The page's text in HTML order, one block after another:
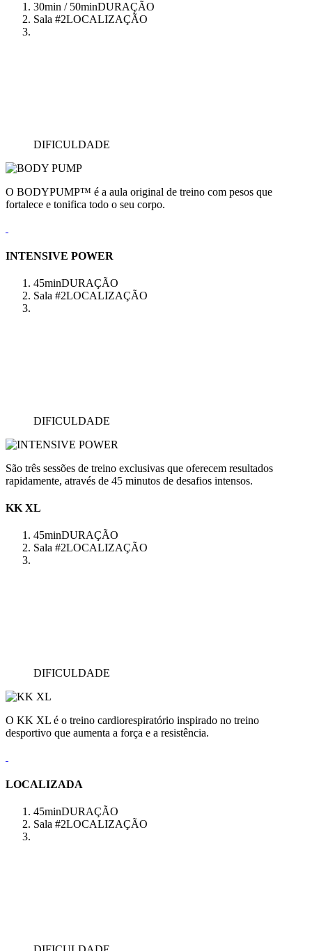
30min / 50minDURAÇÃO
Sala #2LOCALIZAÇÃO
DIFICULDADE
O BODYPUMP™ é a aula original de treino com pesos que
fortalece e tonifica todo o seu corpo.
INTENSIVE POWER
45minDURAÇÃO
Sala #2LOCALIZAÇÃO
DIFICULDADE
São três sessões de treino exclusivas que oferecem resultados
rapidamente, através de 45 minutos de desafios intensos.
KK XL
45minDURAÇÃO
Sala #2LOCALIZAÇÃO
DIFICULDADE
O KK XL é o treino cardiorespiratório inspirado no treino
desportivo que aumenta a força e a resistência.
LOCALIZADA
45minDURAÇÃO
Sala #2LOCALIZAÇÃO